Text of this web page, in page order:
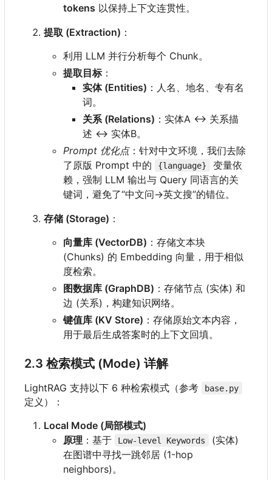
tokens 以保持上下文连贯性。
提取 (Extraction) ：
利用 LLM 并行分析每个 Chunk。
提取目标：
实体 (Entities) ：人名、地名、专有名
词。
关系 (Relations) ： 实体A <-> 关系描
述 <-> 实体B。
Prompt 优化点：针对中文环境，我们去除
了原版 Prompt 中的
{language}
变量依
赖，强制 LLM 输出与 Query 同语言的关
键词，避免了“中文问->英文搜”的错位。
存储 (Storage) ：
向量库 (VectorDB) ：存储文本块
(Chunks) 的 Embedding 向量，用于相似
度检索。
图数据库 (GraphDB) ：存储节点 (实体) 和
边 (关系)，构建知识网络。
键值库 (KV Store) ：存储原始文本内容，
用于最后生成答案时的上下文回填。
2.3 检索模式 (Mode) 详解
LightRAG 支持以下 6 种检索模式（参考 base.py
定义）：
Local Mode (局部模式)
原理 ：基于 Low-level Keywords
(实体)
在图谱中寻找一跳邻居 (1-hop
neighbors)。